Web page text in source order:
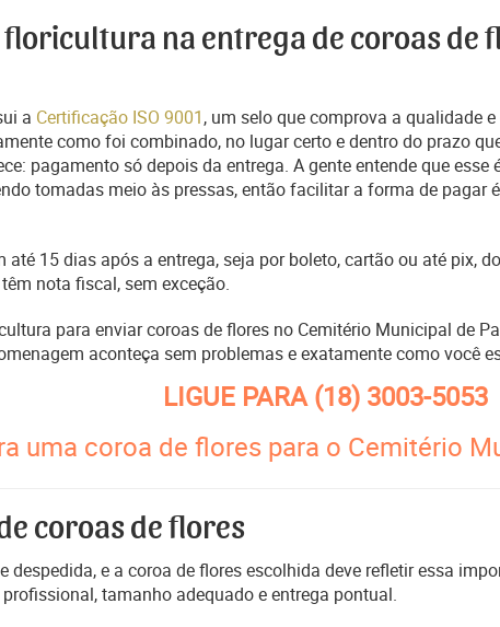
na entrega de coroas de
a Certificação ISO 9001, um selo que comprova a qualidade
como foi combinado, no lugar certo e dentro do prazo
pagamento só depois da entrega. A gente entende que
tomadas meio às pressas, então facilitar a forma de pagar
até 15 dias após a entrega, seja por boleto, cartão ou até pix,
nota fiscal, sem exceção.
para enviar coroas de flores no Cemitério Municipal de
aconteça sem problemas e exatamente como você
LIGUE PARA(18) 3003-5053
uma coroa de flores para o Cemitério
coroas de flores
despedida, e a coroa de flores escolhida deve refletir essa
tamanho adequado e entrega pontual.